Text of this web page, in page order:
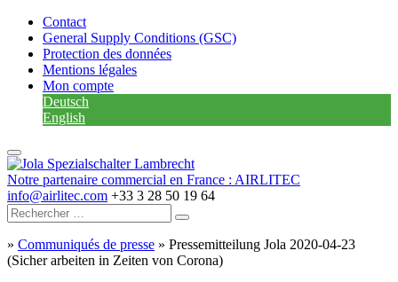
Contact
General Supply Conditions (GSC)
Protection des données
Mentions légales
Mon compte
Deutsch
English
Notre partenaire commercial en France : AIRLITEC
info@airlitec.com +33 3 28 50 19 64
» Communiqués de presse » Pressemitteilung Jola 2020-04-23
(Sicher arbeiten in Zeiten von Corona)